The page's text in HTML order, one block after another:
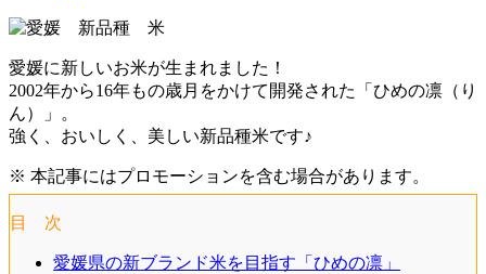
愛媛に新しいお米が生まれました！
2002年から16年もの歳月をかけて開発された「ひめの凛（り
ん）」。
強く、おいしく、美しい新品種米です♪
※ 本記事にはプロモーションを含む場合があります。
目 次
愛媛県の新ブランド米を目指す「ひめの凛」